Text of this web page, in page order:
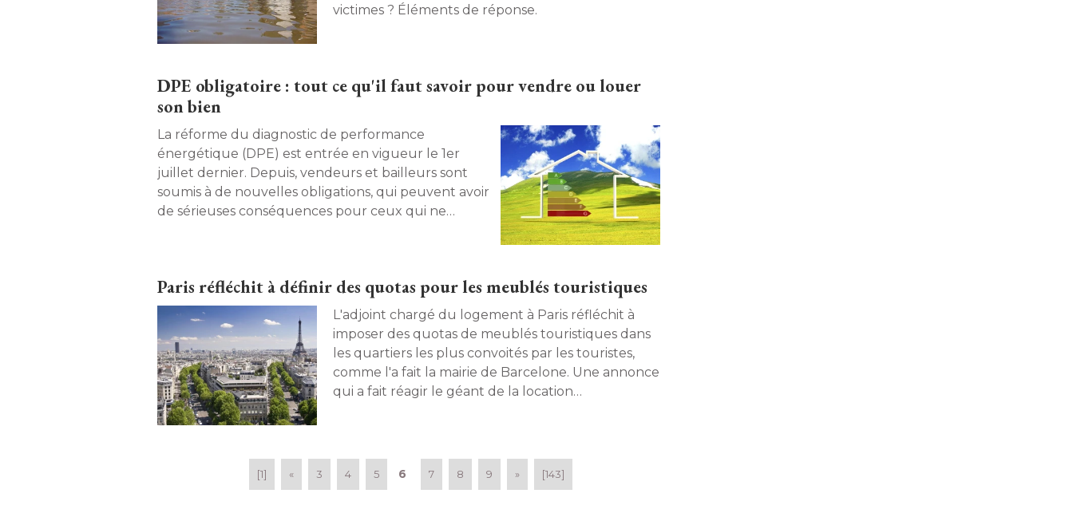
victimes ? Éléments de réponse.
DPE obligatoire : tout ce qu'il faut savoir pour vendre ou louer
son bien
La réforme du diagnostic de performance
énergétique (DPE) est entrée en vigueur le 1er
juillet dernier. Depuis, vendeurs et bailleurs sont
soumis à de nouvelles obligations, qui peuvent avoir
de sérieuses conséquences pour ceux qui ne
Paris réfléchit à définir des quotas pour les meublés touristiques
L'adjoint chargé du logement à Paris réfléchit à
imposer des quotas de meublés touristiques dans
les quartiers les plus convoités par les touristes,
comme l'a fait la mairie de Barcelone. Une annonce
qui a fait réagir le géant de la location
[1] « 3 4 5 6 7 8 9 » [143]